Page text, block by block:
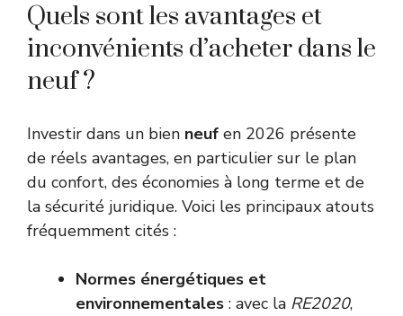
Quels sont les avantages et
inconvénients d’acheter dans le
neuf ?
Investir dans un bien neuf en 2026 présente
de réels avantages, en particulier sur le plan
du confort, des économies à long terme et de
la sécurité juridique. Voici les principaux atouts
fréquemment cités :
Normes énergétiques et
environnementales : avec la RE2020,